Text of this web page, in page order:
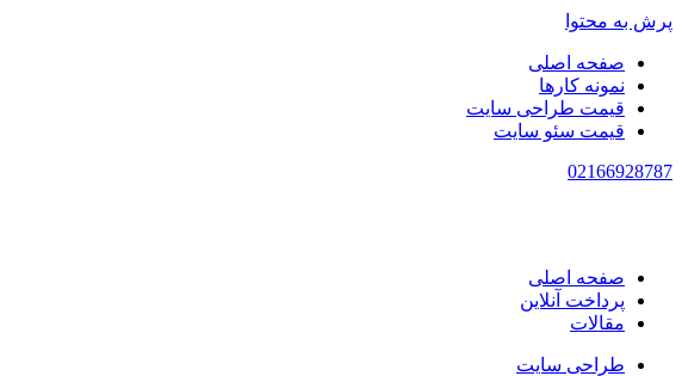
پرش به محتوا
صفحه اصلی
نمونه کارها
قیمت طراحی سایت
قیمت سئو سایت
02166928787
صفحه اصلی
پرداخت آنلاین
مقالات
طراحی سایت